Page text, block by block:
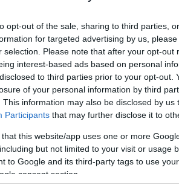
opt-out of the sale, sharing to third parties,
for targeted advertising by us,
selection. Please note that after your opt-out
interest-based ads based on personal
to third parties prior to your opt-out.
of your personal information by third
This information may also be disclosed by us
Participants that may further disclose it to
that this website/app uses one or more
but not limited to your visit or usage
to Google and its third-party tags to use
consent section.
υπό την αίρεση των
όρων της προσφοράς,
και των εσωτερικών
1,2 δισ. ευρώ στην